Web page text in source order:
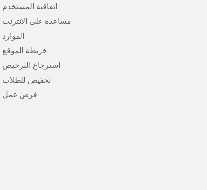
اتفاقية المستخدم
مساعدة على الانترنت
الموارد
خريطة الموقع
استرجاع الترخيص
تخفيض للطلاب
فرص عمل